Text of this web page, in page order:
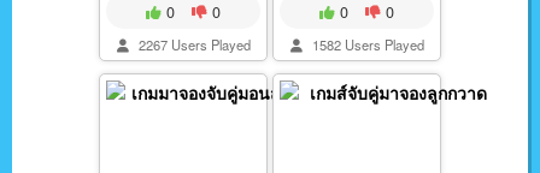
0 0
2267 Users Played
0 0
1582 Users Played